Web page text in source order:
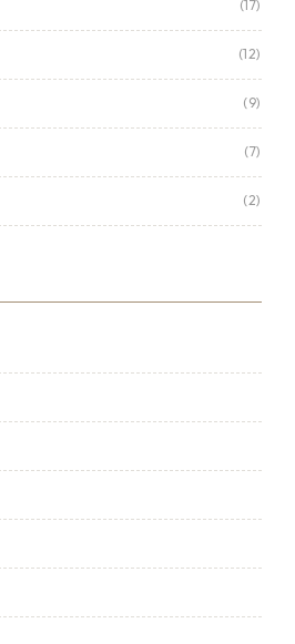
(17)
(12)
(9)
(7)
(2)